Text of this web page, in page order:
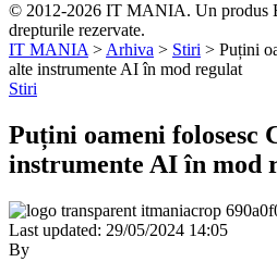
© 2012-2026 IT MANIA. Un produs
drepturile rezervate.
IT MANIA > Arhiva > Stiri > Puțini
alte instrumente AI în mod regulat
Stiri
Puțini oameni folosesc
instrumente AI în mod
Last updated: 29/05/2024 14:05
By